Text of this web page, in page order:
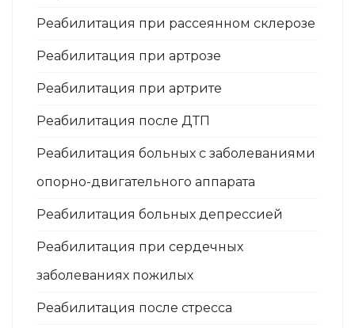
Реабилитация при рассеянном склерозе
Реабилитация при артрозе
Реабилитация при артрите
Реабилитация после ДТП
Реабилитация больных с заболеваниями
опорно-двигательного аппарата
Реабилитация больных депрессией
Реабилитация при сердечных
заболеваниях пожилых
Реабилитация после стресса